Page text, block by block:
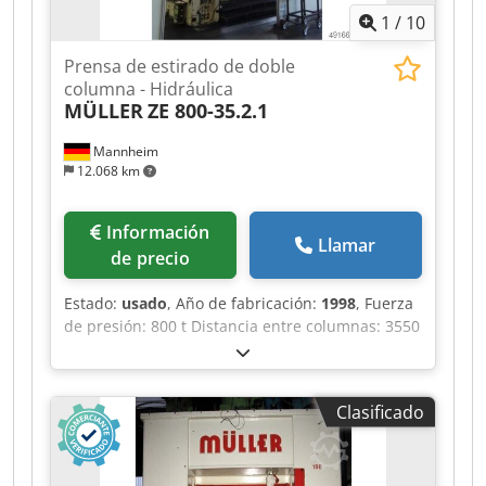
1 / 10
Mannheim
12.068 km
Prensa de estirado de doble
columna - Hidráulica
MÜLLER ZE 800-35.2.1
de precio
Llamar
Estado: usado, Año de fabricación: 1998, Fuerza
de presión: 800 t Distancia entre columnas: 3550
mm Recorrido: 1100 mm Chjdpfxjzrptne Aqqoa
Distancia mesa/émbolo, recorrido máximo
superior, refuerzo superior: 1900 mm Superficie
de la mesa: 3500 x 1800 mm Fuerza de presión
del cojinete de tracción en la mesa: 350 t
Recorrido del cojinete de tracción en la mesa:
Clasificado